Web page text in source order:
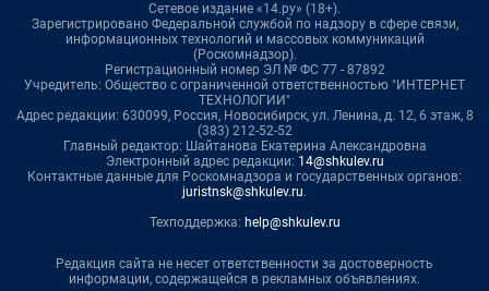
Сетевое издание «14.ру» (18+).
Зарегистрировано Федеральной службой по надзору в сфере связи,
информационных технологий и массовых коммуникаций
(Роскомнадзор).
Регистрационный номер ЭЛ № ФС 77 - 87892
Учредитель: Общество с ограниченной ответственностью "ИНТЕРНЕТ
ТЕХНОЛОГИИ"
Адрес редакции: 630099, Россия, Новосибирск, ул. Ленина, д. 12, 6 этаж, 8
(383) 212-52-52
Главный редактор: Шайтанова Екатерина Александровна
Электронный адрес редакции: 14@shkulev.ru
Контактные данные для Роскомнадзора и государственных органов:
juristnsk@shkulev.ru.
Техподдержка: help@shkulev.ru
Редакция сайта не несет ответственности за достоверность
информации, содержащейся в рекламных объявлениях.